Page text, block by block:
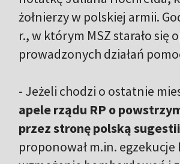
żołnierzy w polskiej armii.
r., w którym MSZ starało się
prowadzonych działań
- Jeżeli chodzi o ostatnie
apele rządu RP o
przez stronę polską
proponował m.in.